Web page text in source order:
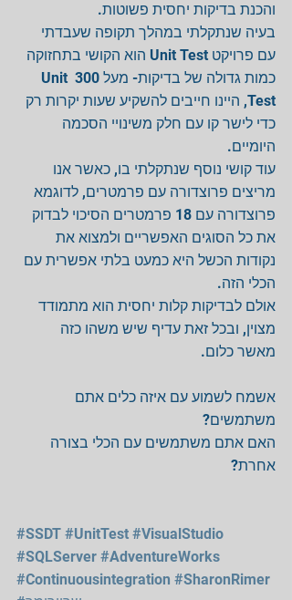
והכנת בדיקות יחסית פשוטות.
בעיה שנתקלתי במהלך תקופה שעבדתי
עם פרויקט Unit Test הוא הקושי בתחזוקה
כמות גדולה של בדיקות- מעל 300 Unit
Test, היינו חייבים להשקיע שעות יקרות רק
כדי לישר קו עם חלק משינויי הסכמה
היומיים.
עוד קושי נוסף שנתקלתי בו, כאשר אנו
מריצים פרוצדורה עם פרמטרים, לדוגמא
פרוצדורה עם 18 פרמטרים הסיכוי לבדוק
את כל הסוגים האפשריים ולמצוא את
נקודות הכשל היא כמעט בלתי אפשרית עם
הכלי הזה.
אולם לבדיקות קלות יחסית הוא מתמודד
מצוין, ובכל זאת עדיף שיש משהו כזה
מאשר כלום.
אשמח לשמוע עם איזה כלים אתם
משתמשים?
האם אתם משתמשים עם הכלי בצורה
אחרת?
#SSDT #UnitTest #VisualStudio
#SQLServer #AdventureWorks
#Continuousintegration #SharonRimer